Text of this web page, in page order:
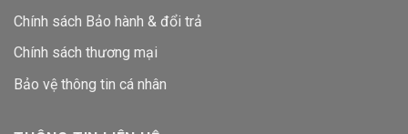
Chính sách Bảo hành & đổi trả
Chính sách thương mại
Bảo vệ thông tin cá nhân